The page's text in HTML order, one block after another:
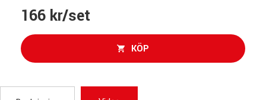
166 kr/set
KÖP